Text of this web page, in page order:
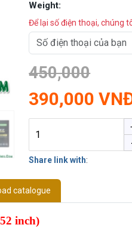
Weight:
Để lại số điện thoại, chúng
450,000
390,000
Share link with:
catalogue
inch)